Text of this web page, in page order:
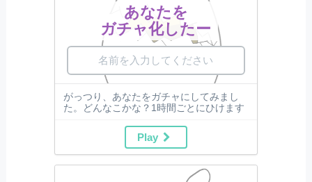
あなたを
ガチャ化したー
がっつり、あなたをガチャにしてみまし
た。どんなこかな？1時間ごとにひけます
Play